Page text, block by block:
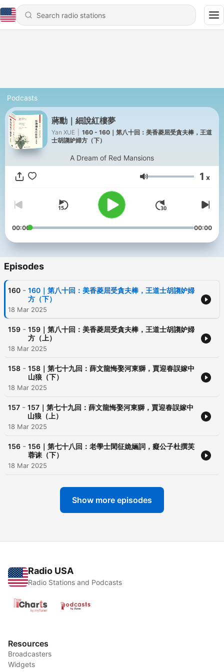
Podcasts
蔣勳｜細說紅樓夢
Yan XUE
160 - 160｜第八十回：美香菱屈受貪夫棒，王道
士胡謅妒婦方（下）
A Dream of Red Mansions
Volume 1 x
00:00 00:00
Episodes
160 - 160｜第八十回：美香菱屈受貪夫棒，王道士胡謅妒婦
方（下）
18 Mar 2025
159 - 159｜第八十回：美香菱屈受貪夫棒，王道士胡謅妒婦
方（上）
18 Mar 2025
158 - 158｜第七十九回：薛文龍悔娶河東獅，賈迎春誤嫁中
山狼（下）
18 Mar 2025
157 - 157｜第七十九回：薛文龍悔娶河東獅，賈迎春誤嫁中
山狼（上）
18 Mar 2025
156 - 156｜第七十八回：老學士閑征姽婳詞，癡公子杜撰芙
蓉诔（下）
18 Mar 2025
Show more episodes
Radio USA
Radio Stations and Podcasts
Resources
Broadcasters
Widgets